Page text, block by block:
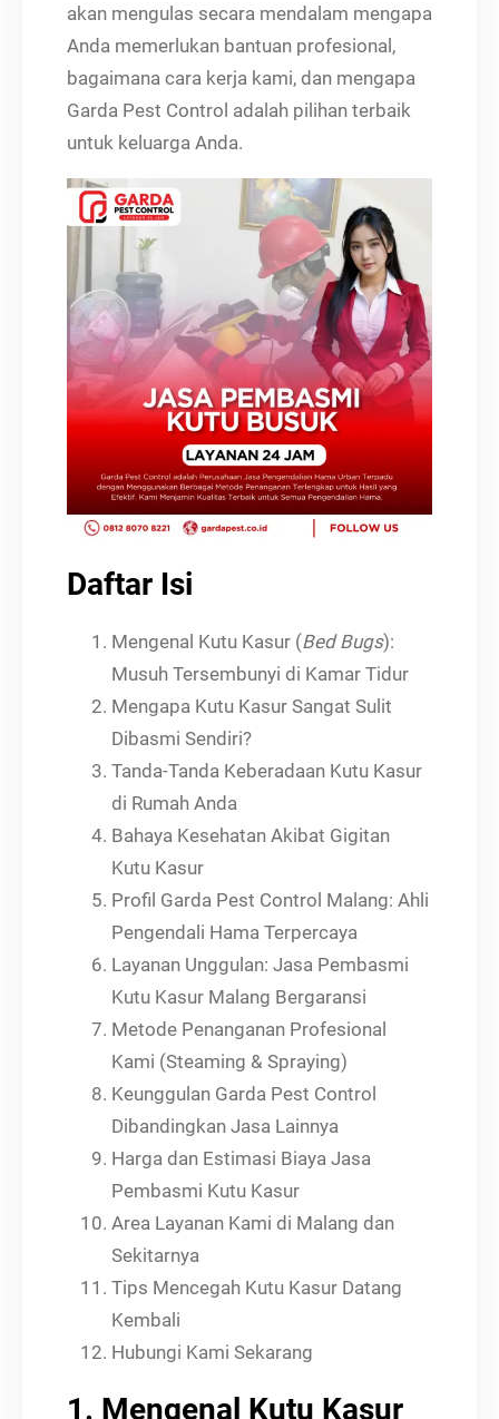
akan mengulas secara mendalam mengapa
Anda memerlukan bantuan profesional,
bagaimana cara kerja kami, dan mengapa
Garda Pest Control adalah pilihan terbaik
untuk keluarga Anda.
Daftar Isi
Mengenal Kutu Kasur (Bed Bugs):
Musuh Tersembunyi di Kamar Tidur
Mengapa Kutu Kasur Sangat Sulit
Dibasmi Sendiri?
Tanda-Tanda Keberadaan Kutu Kasur
di Rumah Anda
Bahaya Kesehatan Akibat Gigitan
Kutu Kasur
Profil Garda Pest Control Malang: Ahli
Pengendali Hama Terpercaya
Layanan Unggulan: Jasa Pembasmi
Kutu Kasur Malang Bergaransi
Metode Penanganan Profesional
Kami (Steaming & Spraying)
Keunggulan Garda Pest Control
Dibandingkan Jasa Lainnya
Harga dan Estimasi Biaya Jasa
Pembasmi Kutu Kasur
Area Layanan Kami di Malang dan
Sekitarnya
Tips Mencegah Kutu Kasur Datang
Kembali
Hubungi Kami Sekarang
1. Mengenal Kutu Kasur